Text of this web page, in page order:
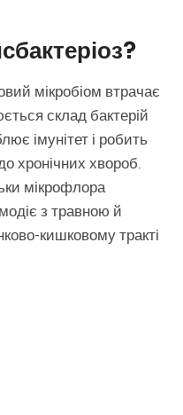
мікробіом втрачає
склад бактерій
імунітет і робить
хронічних хвороб.
мікрофлора
з травною й
кишковому тракті